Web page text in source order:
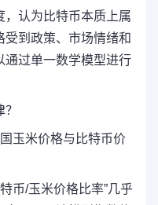
，认为比特币本质上属
到政策、市场情绪和
通过单一数学模型进行
玉米价格与比特币价
币/玉米价格比率”几乎